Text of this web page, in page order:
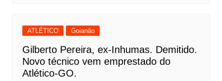
ATLÉTICO Goianão
Gilberto Pereira, ex-Inhumas. Demitido.
Novo técnico vem emprestado do
Atlético-GO.